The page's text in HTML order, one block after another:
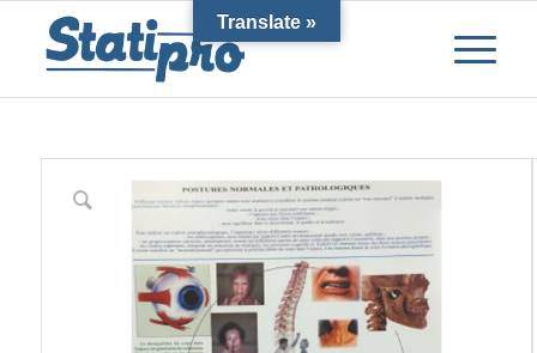
Translate »